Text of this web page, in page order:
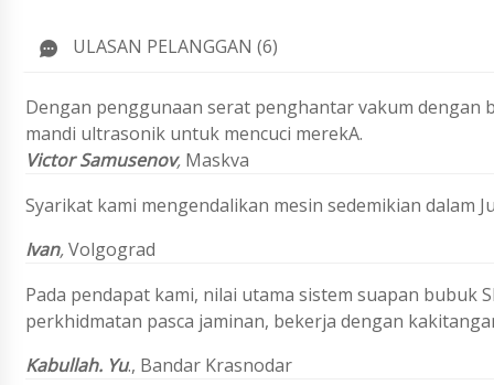
ULASAN PELANGGAN (6)
Dengan penggunaan serat penghantar vakum
mandi ultrasonik untuk mencuci merekA.
Victor Samusenov, Maskva
Syarikat kami mengendalikan mesin sedemikian dalam
Ivan,Volgograd
Pada pendapat kami, nilai utama sistem suapan bubuk
perkhidmatan pasca jaminan, bekerja dengan
Kabullah. Yu., Bandar Krasnodar